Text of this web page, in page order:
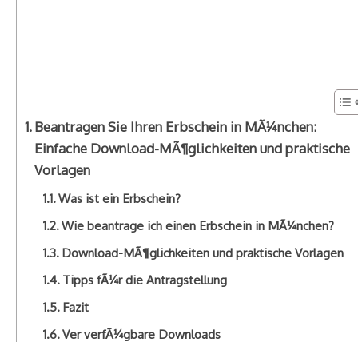
Beantragen Sie Ihren Erbschein in MÃ¼nchen:
Einfache Download-MÃ¶glichkeiten und praktische
Vorlagen
Was ist ein Erbschein?
Wie beantrage ich einen Erbschein in MÃ¼nchen?
Download-MÃ¶glichkeiten und praktische Vorlagen
Tipps fÃ¼r die Antragstellung
Fazit
Ver verfÃ¼gbare Downloads